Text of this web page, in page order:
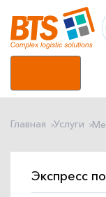
Главная Услуги
Экспресс